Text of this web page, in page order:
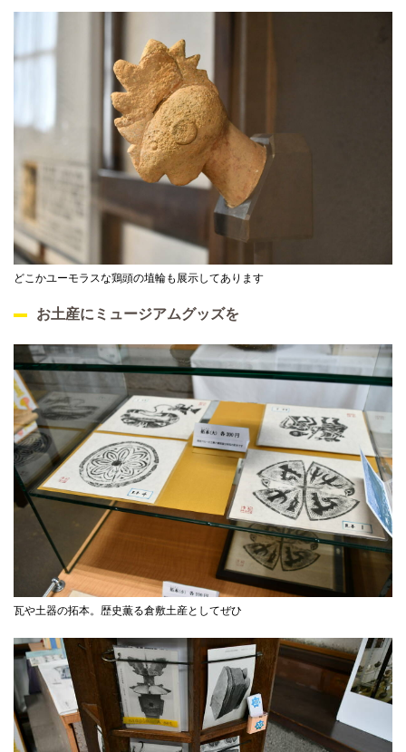
どこかユーモラスな鶏頭の埴輪も展示してあります
お土産にミュージアムグッズを
瓦や土器の拓本。歴史薫る倉敷土産としてぜひ